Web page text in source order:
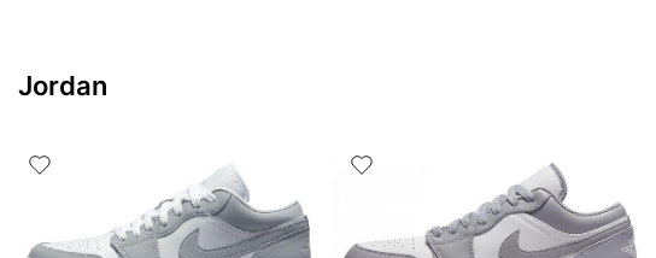
Jordan